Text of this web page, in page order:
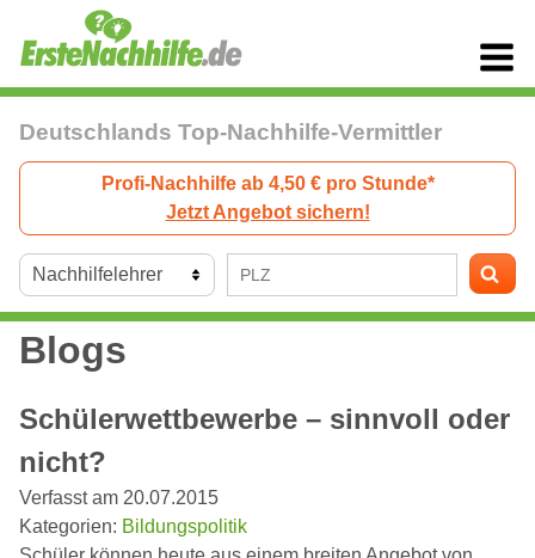
Deutschlands Top-Nachhilfe-Vermittler
Profi-Nachhilfe ab 4,50 € pro Stunde*
Jetzt Angebot sichern!
Blogs
Schülerwettbewerbe – sinnvoll oder
nicht?
Verfasst am 20.07.2015
Kategorien: Bildungspolitik